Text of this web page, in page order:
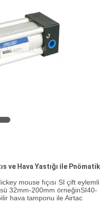
ve Hava Yastığı ile Pnömatik
mouse fıçısı SI çift eylemli
32mm-200mm örneğinSI40-
hava tamponu ile Airtac